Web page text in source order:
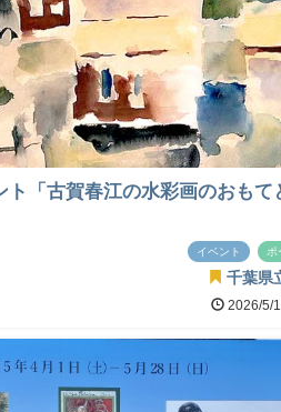
ト「古賀春江の水彩画のおもて
イベント ポ
千葉県
2026/5/